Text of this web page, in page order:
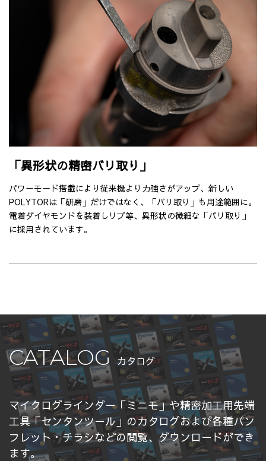
「異形状の精密バリ取り」
パワーモード搭載により従来機より力強さがアップ、新しい
POLYTORは「研磨」だけではなく、「バリ取り」も用途範囲に。
電着ダイヤモンドを装着しリブ等、異形状の微細な「バリ取り」
に採用されています。
CATALOG カタログ
マイクログラインダー「ミニモ」や精密加工用先端
工具「センタンツール」のカタログおよび各種パン
フレット・チラシなどの閲覧、ダウンロードができ
ます。